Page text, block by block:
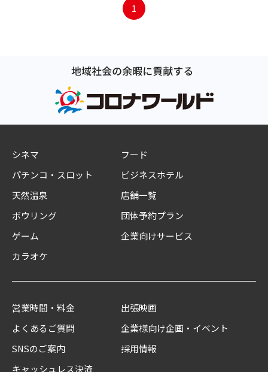
1
シネマ
パチンコ・スロット
天然温泉
ボウリング
ゲーム
カラオケ
フード
ビジネスホテル
店舗一覧
団体予約プラン
企業向けサービス
営業時間・料金
よくあるご質問
SNSのご案内
キャッシュレス決済
出張映画
企業様向け企画・イベント
採用情報